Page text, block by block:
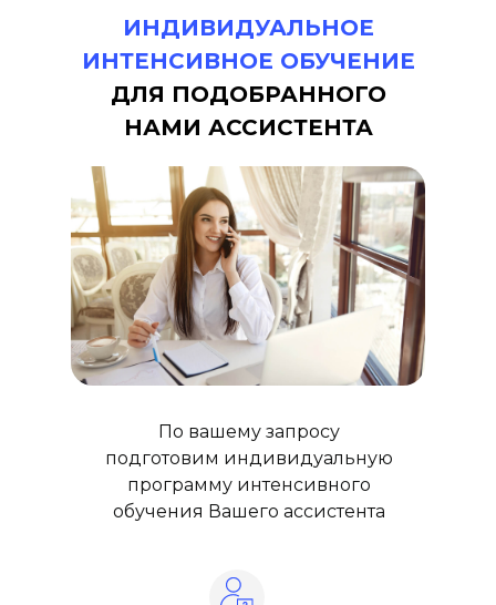
ИНДИВИДУАЛЬНОЕ
ИНТЕНСИВНОЕ ОБУЧЕНИЕ
ДЛЯ ПОДОБРАННОГО
НАМИ АССИСТЕНТА
По вашему запросу
подготовим индивидуальную
программу интенсивного
обучения Вашего ассистента